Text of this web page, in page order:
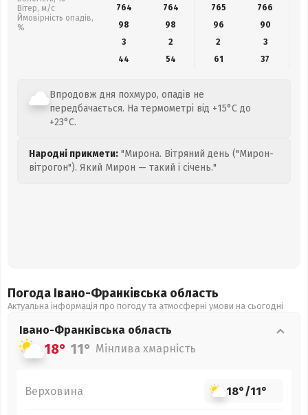
Вітер, м/с
Ймовірність опадів,
%
764
764 765 766
98
98 96 90
3
2 2
3
44
54 61 37
Впродовж дня похмуро, опадів не
передбачається. На термометрі від +15°C до
+23°C.
Народні прикмети: "Мирона. Вітряний день ("Мирон-
вітрогон"). Який Мирон — такий і січень."
Погода Івано-Франківська область
Актуальна інформація про погоду та атмосферні умови на сьогодні
Івано-Франківська область
18° 11° Мінлива хмарність
Верховина 18°/11°